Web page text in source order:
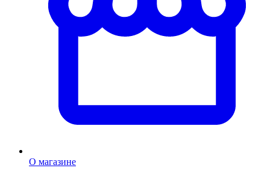
О магазине